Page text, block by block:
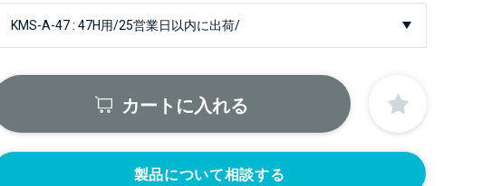
カートに入れる
製品について相談する